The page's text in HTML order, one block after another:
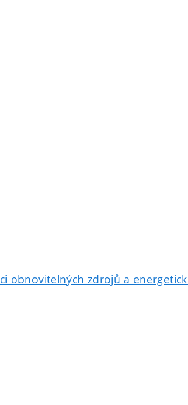
obnovitelných zdrojů a